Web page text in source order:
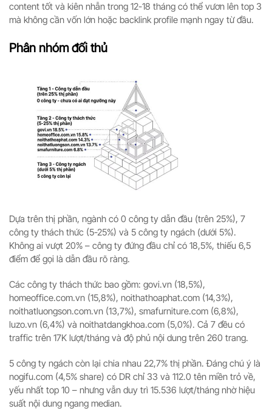
content tốt và kiên nhẫn trong 12-18 tháng có thể vươn lên top 3
mà không cần vốn lớn hoặc backlink profile mạnh ngay từ đầu.
Phân nhóm đối thủ
Dựa trên thị phần, ngành có 0 công ty dẫn đầu (trên 25%), 7
công ty thách thức (5-25%) và 5 công ty ngách (dưới 5%).
Không ai vượt 20% – công ty đứng đầu chỉ có 18,5%, thiếu 6,5
điểm để gọi là dẫn đầu rõ ràng.
Các công ty thách thức bao gồm: govi.vn (18,5%),
homeoffice.com.vn (15,8%), noithathoaphat.com (14,3%),
noithatluongson.com.vn (13,7%), smafurniture.com (6,8%),
luzo.vn (6,4%) và noithatdangkhoa.com (5,0%). Cả 7 đều có
traffic trên 17K lượt/tháng và độ phủ nội dung trên 260 trang.
5 công ty ngách còn lại chia nhau 22,7% thị phần. Đáng chú ý là
nogifu.com (4,5% share) có DR chỉ 33 và 112.0 tên miền trỏ về,
yếu nhất top 10 – nhưng vẫn duy trì 15.536 lượt/tháng nhờ hiệu
suất nội dung ngang median.